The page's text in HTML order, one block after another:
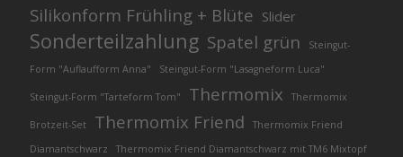
Silikonform Frühling + Blüte Slider
Sonderteilzahlung Spatel grün
Steingut-
Form "Auflaufform Anna"
Steingut-Form "Lasagneform Luca"
Steingut-Form "Tarteform Tom" Thermomix Thermomix
Brotzeit-Set Thermomix Friend
Thermomix Friend
Diamantschwarz
Thermomix Friend Diamantschwarz mit TM6 Mixtopf